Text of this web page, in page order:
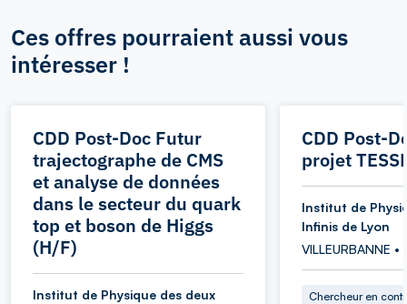
Ces offres pourraient aussi vous
intéresser !
CDD Post-Doc Futur
trajectographe de CMS
et analyse de données
dans le secteur du quark
top et boson de Higgs
(H/F)
Institut de Physique des deux
CDD Post-
projet
Institut de
Infinis de Lyon
VILLEURBANNE •
Chercheur en